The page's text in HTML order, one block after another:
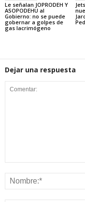
Le señalan JOPRODEH Y
ASOPODEHU al
Gobierno: no se puede
gobernar a golpes de
gas lacrimógeno
Dejar una respuesta